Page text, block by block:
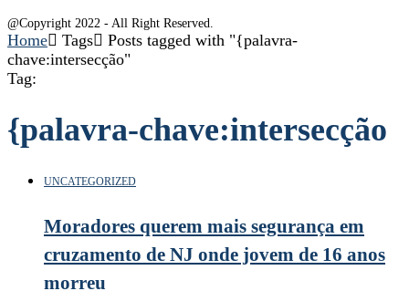
@Copyright 2022 - All Right Reserved.
Home Tags
Posts tagged with "{palavra-
chave:intersecção"
Tag:
{palavra-chave:intersecção
UNCATEGORIZED
Moradores querem mais segurança em
cruzamento de NJ onde jovem de 16 anos
morreu